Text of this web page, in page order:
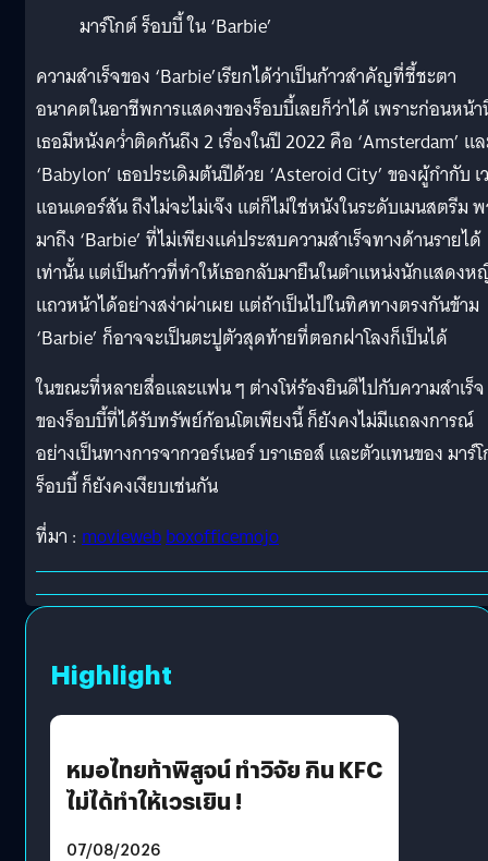
มาร์โกต์ ร็อบบี้ ใน ‘Barbie’
ความสำเร็จของ ‘Barbie’เรียกได้ว่าเป็นก้าวสำคัญที่ชี้ชะตา
อนาคตในอาชีพการแสดงของร็อบบี้เลยก็ว่าได้ เพราะก่อนหน้
เธอมีหนังคว่ำติดกันถึง 2 เรื่องในปี 2022 คือ ‘Amsterdam’ แ
‘Babylon’ เธอประเดิมต้นปีด้วย ‘Asteroid City’ ของผู้กำกับ เ
แอนเดอร์สัน ถึงไม่จะไม่เจ๊ง แต่ก็ไม่ใช่หนังในระดับเมนสตรีม
มาถึง ‘Barbie’ ที่ไม่เพียงแค่ประสบความสำเร็จทางด้านรายได้
เท่านั้น แต่เป็นก้าวที่ทำให้เธอกลับมายืนในตำแหน่งนักแสดงห
แถวหน้าได้อย่างสง่าผ่าเผย แต่ถ้าเป็นไปในทิศทางตรงกันข้าม
‘Barbie’ ก็อาจจะเป็นตะปูตัวสุดท้ายที่ตอกฝาโลงก็เป็นได้
ในขณะที่หลายสื่อและแฟน ๆ ต่างโห่ร้องยินดีไปกับความสำเร็จ
ของร็อบบี้ที่ได้รับทรัพย์ก้อนโตเพียงนี้ ก็ยังคงไม่มีแถลงการณ์
อย่างเป็นทางการจากวอร์เนอร์ บราเธอส์ และตัวแทนของ มาร์
ร็อบบี้ ก็ยังคงเงียบเช่นกัน
ที่มา : moviewebboxofficemojo
Highlight
หมอไทยท้าพิสูจน์ ทำวิจัย กิน KFC
ไม่ได้ทำให้เวรเยิน !
07/08/2026